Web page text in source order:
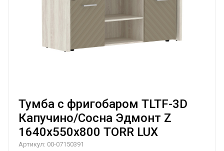
Тумба с фригобаром TLTF-3D
Капучино/Сосна Эдмонт Z
1640х550х800 TORR LUX
Артикул: 00-07150391